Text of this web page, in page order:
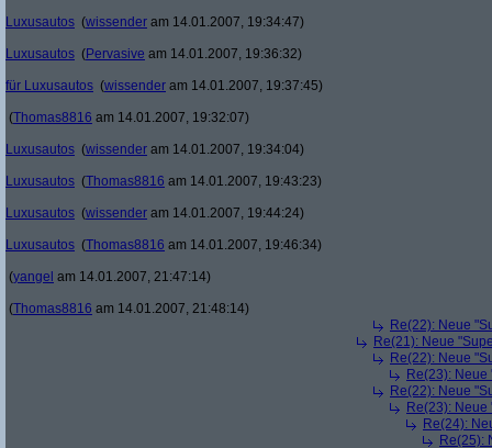
Luxusautos (wissender am 14.01.2007, 19:34:47)
Luxusautos (Pervasive am 14.01.2007, 19:36:32)
für Luxusautos (wissender am 14.01.2007, 19:37:45)
(Thomas8816 am 14.01.2007, 19:32:07)
Luxusautos (wissender am 14.01.2007, 19:34:04)
Luxusautos (Thomas8816 am 14.01.2007, 19:43:23)
Luxusautos (wissender am 14.01.2007, 19:44:24)
Luxusautos (Thomas8816 am 14.01.2007, 19:46:34)
(yangel am 14.01.2007, 21:47:14)
(Thomas8816 am 14.01.2007, 21:48:14)
Re(22): Neue
Re(21): Neue
Re(22): Neue
Re(23):
Re(22): Neue
Re(23):
Re(24):
Re(25):